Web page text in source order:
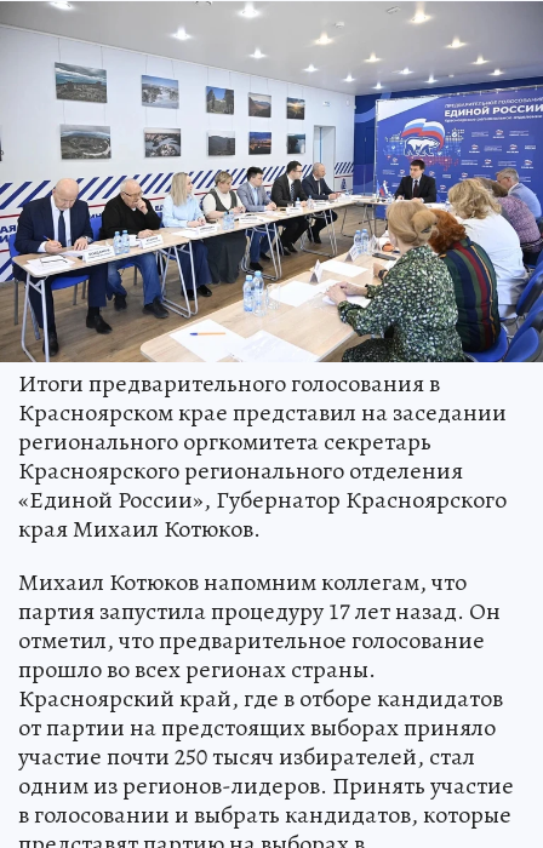
Итоги предварительного голосования в
Красноярском крае представил на заседании
регионального оргкомитета секретарь
Красноярского регионального отделения
«Единой России», Губернатор Красноярского
края Михаил Котюков.
Михаил Котюков напомним коллегам, что
партия запустила процедуру 17 лет назад. Он
отметил, что предварительное голосование
прошло во всех регионах страны.
Красноярский край, где в отборе кандидатов
от партии на предстоящих выборах приняло
участие почти 250 тысяч избирателей, стал
одним из регионов-лидеров. Принять участие
в голосовании и выбрать кандидатов, которые